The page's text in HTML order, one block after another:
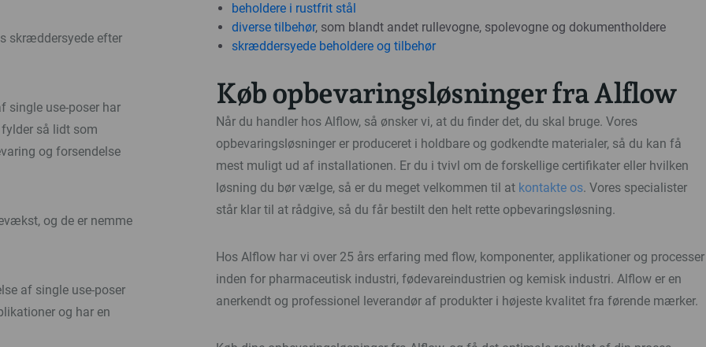
skræddersyede efter
single use-poser har
så lidt som
og forsendelse
og de er nemme
af single use-poser
og har en
beholdere i rustfrit stål
diverse tilbehør, som blandt andet rullevogne, spolevogne og dokumentholdere
skræddersyede beholdere og tilbehør
Køb opbevaringsløsninger fra Alflow
Når du handler hos Alflow, så ønsker vi, at du finder det, du skal bruge. Vores
opbevaringsløsninger er produceret i holdbare og godkendte materialer, så du kan få
mest muligt ud af installationen. Er du i tvivl om de forskellige certifikater eller hvilken
løsning du bør vælge, så er du meget velkommen til at kontakte os. Vores specialister
står klar til at rådgive, så du får bestilt den helt rette opbevaringsløsning.
Hos Alflow har vi over 25 års erfaring med flow, komponenter, applikationer og processer
inden for pharmaceutisk industri, fødevareindustrien og kemisk industri. Alflow er en
anerkendt og professionel leverandør af produkter i højeste kvalitet fra førende mærker.